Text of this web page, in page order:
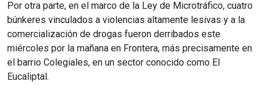
Por otra parte, en el marco de la Ley de Microtráfico, cuatro
búnkeres vinculados a violencias altamente lesivas y a la
comercialización de drogas fueron derribados este
miércoles por la mañana en Frontera, más precisamente en
el barrio Colegiales, en un sector conocido como El
Eucaliptal.